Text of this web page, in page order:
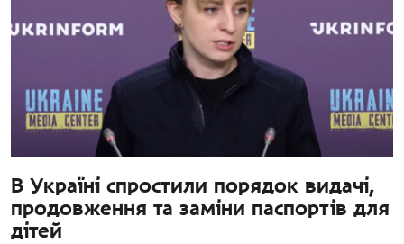
В Україні спростили порядок видачі,
продовження та заміни паспортів для
дітей